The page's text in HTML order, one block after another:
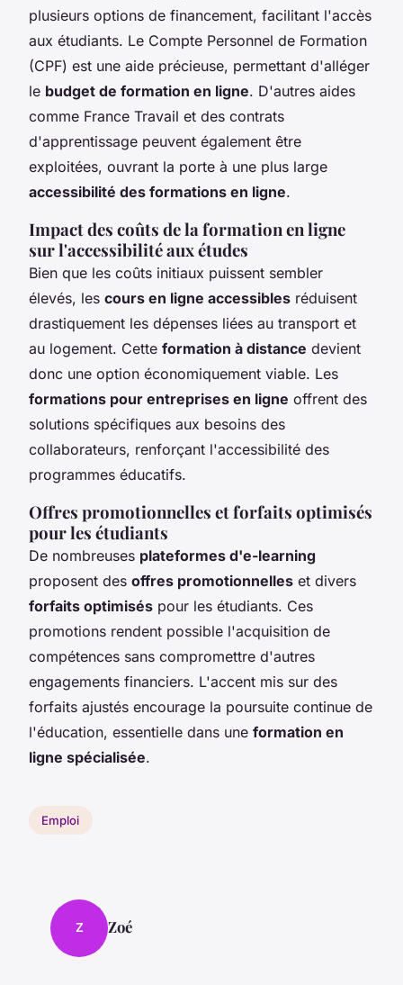
plusieurs options de financement, facilitant l'accès
aux étudiants. Le Compte Personnel de Formation
(CPF) est une aide précieuse, permettant d'alléger
le budget de formation en ligne. D'autres aides
comme France Travail et des contrats
d'apprentissage peuvent également être
exploitées, ouvrant la porte à une plus large
accessibilité des formations en ligne.
Impact des coûts de la formation en ligne
sur l'accessibilité aux études
Bien que les coûts initiaux puissent sembler
élevés, les cours en ligne accessibles réduisent
drastiquement les dépenses liées au transport et
au logement. Cette formation à distance devient
donc une option économiquement viable. Les
formations pour entreprises en ligne offrent des
solutions spécifiques aux besoins des
collaborateurs, renforçant l'accessibilité des
programmes éducatifs.
Offres promotionnelles et forfaits optimisés
pour les étudiants
De nombreuses plateformes d'e-learning
proposent des offres promotionnelles et divers
forfaits optimisés pour les étudiants. Ces
promotions rendent possible l'acquisition de
compétences sans compromettre d'autres
engagements financiers. L'accent mis sur des
forfaits ajustés encourage la poursuite continue de
l'éducation, essentielle dans une formation en
ligne spécialisée.
Emploi
Z Zoé